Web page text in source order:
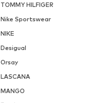
TOMMY HILFIGER
Nike Sportswear
NIKE
Desigual
Orsay
LASCANA
MANGO